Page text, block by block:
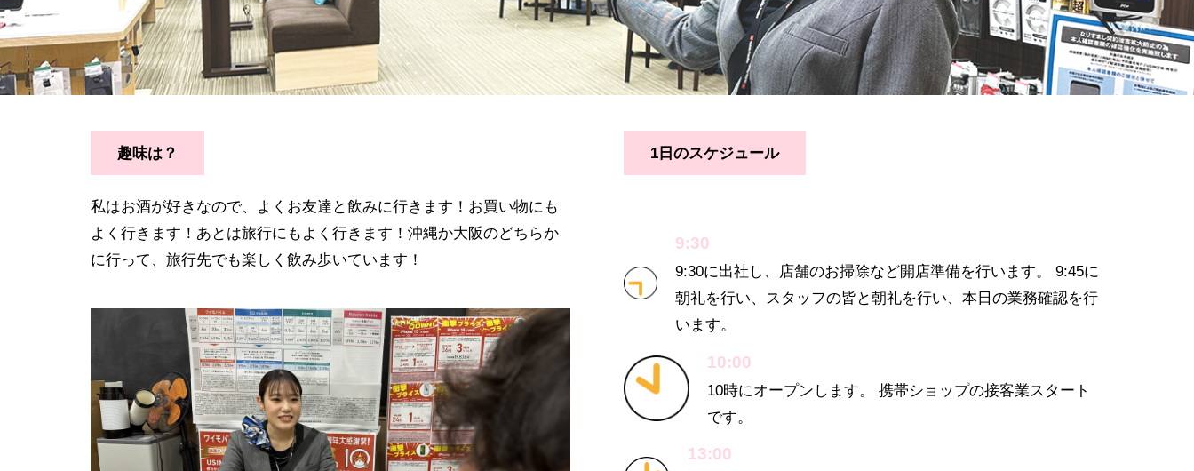
趣味は？
私はお酒が好きなので、よくお友達と飲みに行きます！お買い物にも
よく行きます！あとは旅行にもよく行きます！沖縄か大阪のどちらか
に行って、旅行先でも楽しく飲み歩いています！
1日のスケジュール
9:30
9:30に出社し、店舗のお掃除など開店準備を行います。 9:45に
朝礼を行い、スタッフの皆と朝礼を行い、本日の業務確認を行
います。
10:00
10時にオープンします。 携帯ショップの接客業スタート
です。
13:00